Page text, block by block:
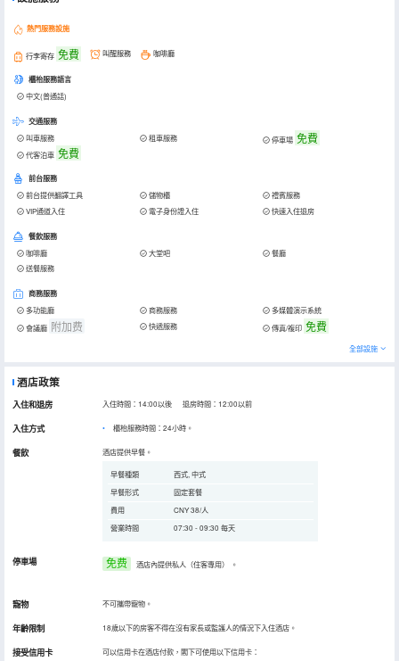
熱門服務設施
行李寄存 免費 叫醒服務 咖啡廳
櫃枱服務語言
中文(普通話)
交通服務
叫車服務 租車服務 停車場 免費
代客泊車 免費
前台服務
前台提供翻譯工具 儲物櫃
禮賓服務
VIP通道入住
電子身份證入住 快速入住退房
餐飲服務
咖啡廳 大堂吧
餐廳
送餐服務
商務服務
多功能廳 商務服務
多媒體演示系統
會議廳 附加费 快遞服務 傳真/複印 免費
全部設施
酒店政策
入住和退房 入住時間：14:00以後 退房時間：12:00以前
入住方式 櫃枱服務時間：24小時。
餐飲 酒店提供早餐。
早餐種類
西式, 中式
早餐形式
固定套餐
費用
CNY 38/人
營業時間
07:30 - 09:30 每天
停車場 免费 酒店內提供私人（住客專用） 。
寵物 不可攜帶寵物。
年齡限制 18歲以下的房客不得在沒有家長或監護人的情況下入住酒店。
接受信用卡 可以信用卡在酒店付款，閣下可使用以下信用卡：